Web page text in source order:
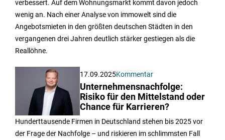
verbessert. Auf dem Wohnungsmarkt kommt davon jedoch
wenig an. Nach einer Analyse von immowelt sind die
Angebotsmieten in den größten deutschen Städten in den
vergangenen drei Jahren deutlich stärker gestiegen als die
Reallöhne.
17.09.2025Kommentar
Unternehmensnachfolge:
Risiko für den Mittelstand oder
Chance für Karrieren?
Hunderttausende Firmen in Deutschland stehen bis 2025 vor
der Frage der Nachfolge – und riskieren im schlimmsten Fall